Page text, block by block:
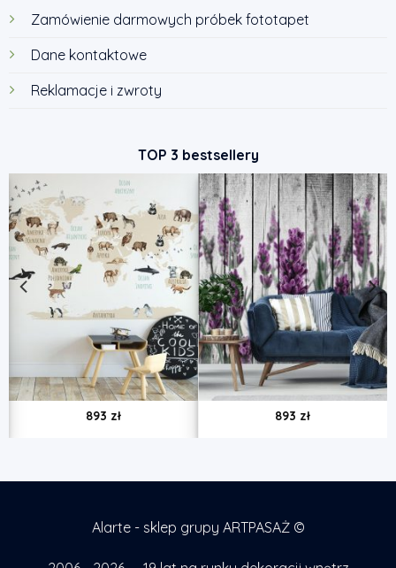
Zamówienie darmowych próbek fototapet
Dane kontaktowe
Reklamacje i zwroty
TOP 3 bestsellery
893 zł 893 zł
Alarte - sklep grupy ARTPASAŻ ©